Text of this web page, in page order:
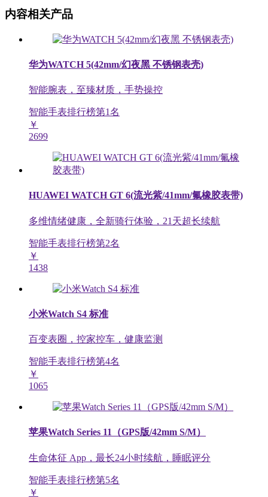
内容相关产品
华为WATCH 5(42mm/幻夜黑 不锈钢表壳)
智能腕表，至臻材质，手势操控
智能手表排行榜第1名
￥
2699
HUAWEI WATCH GT 6(流光紫/41mm/氟橡胶表带)
多维情绪健康，全新骑行体验，21天超长续航
智能手表排行榜第2名
￥
1438
小米Watch S4 标准
百变表圈，控家控车，健康监测
智能手表排行榜第4名
￥
1065
苹果Watch Series 11（GPS版/42mm S/M）
生命体征 App，最长24小时续航，睡眠评分
智能手表排行榜第5名
￥